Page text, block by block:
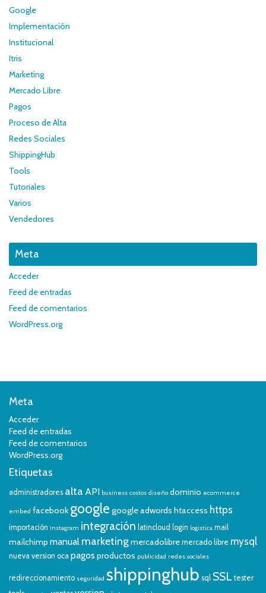
Google
Implementación
Institucional
Itris
Marketing
Mercado Libre
Pagos
Proceso de Alta
Redes Sociales
ShippingHub
Tools
Tutoriales
Varios
Vendedores
Meta
Acceder
Feed de entradas
Feed de comentarios
WordPress.org
Meta
Acceder
Feed de entradas
Feed de comentarios
WordPress.org
Etiquetas
administradores alta API business costos diseño dominio ecommerce
embed facebook google google adwords htaccess https
importación instagram integración latincloud login logistica mail
mailchimp manual marketingmercadolibre mercado libre mysql
nueva version oca pagos productos publicidad redes sociales
redireccionamiento seguridad shippinghub sql SSL tester